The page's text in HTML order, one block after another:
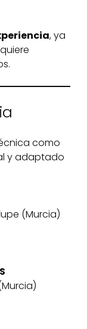
, ya
como
y adaptado
(Murcia)